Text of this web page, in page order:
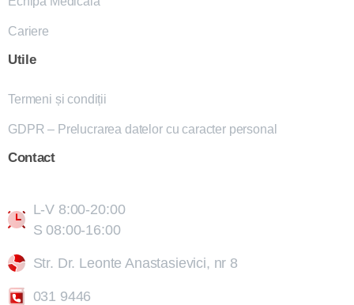
Cariere
Utile
Termeni și condiții
GDPR – Prelucrarea datelor cu caracter personal
Contact
L-V 8:00-20:00
S 08:00-16:00
Str. Dr. Leonte Anastasievici, nr 8
031 9446